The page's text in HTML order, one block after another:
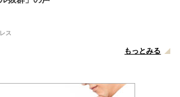
ス
もっとみる